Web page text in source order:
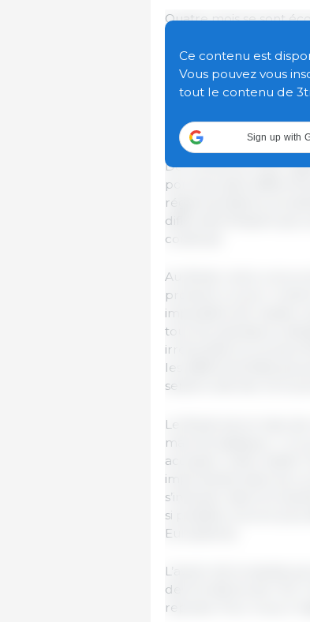
Quatre mois se sont
C’est un fait avéré
connue, de l’Italie).
Nous nous trouvons
longues semaines
De nombreux
porcines dans
réglementations
difficultés finissent par
coûteuse.
Au Brésil, notre
produire un porc
impossible de rivaliser
tous les opérateurs
irréversible et ne peut
les différents États
serait le dernier et le
Le Brésil est en train
marché asiatique ; il
accepter cette réalité.
importantes dans leur
s’imposer dans la
si possible, encore plus
Européens).
L’avenir de la viande
des frontières de l’UE.
reprises. Pour nous, il
Ce contenu est
Vous pouvez vous
tout le contenu de
Sign up with